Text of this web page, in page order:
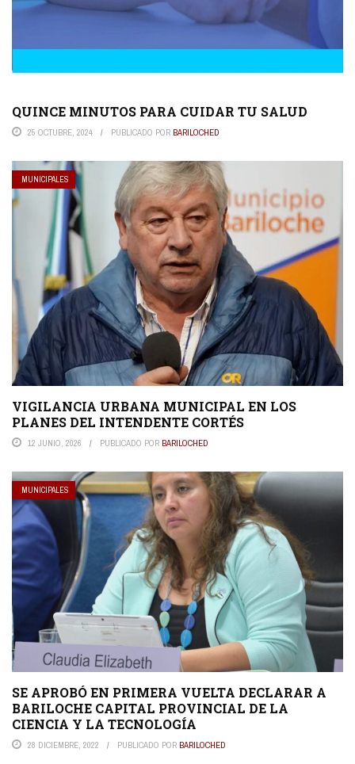
QUINCE MINUTOS PARA CUIDAR TU SALUD
25 OCTUBRE, 2024 PUBLICADO POR BARILOCHED
MUNICIPALES
VIGILANCIA URBANA MUNICIPAL EN LOS
PLANES DEL INTENDENTE CORTÉS
12 JUNIO, 2026 PUBLICADO POR BARILOCHED
MUNICIPALES
SE APROBÓ EN PRIMERA VUELTA DECLARAR A
BARILOCHE CAPITAL PROVINCIAL DE LA
CIENCIA Y LA TECNOLOGÍA
28 DICIEMBRE, 2022 PUBLICADO POR BARILOCHED